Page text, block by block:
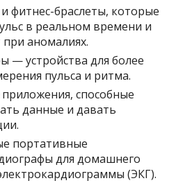
фитнес-браслеты, которые
в реальном времени и
аномалиях.
— устройства для более
пульса и ритма.
способные
данные и давать
портативные
для домашнего
(ЭКГ).